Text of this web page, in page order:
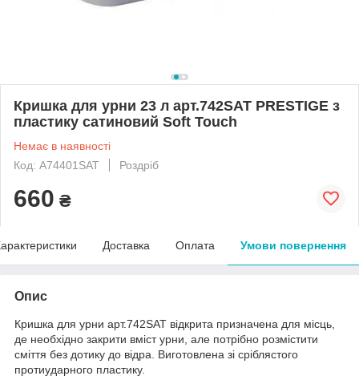
Кришка для урни 23 л арт.742SAT PRESTIGE з
пластику сатиновий Soft Touch
Немає в наявності
Код: A74401SAT
Роздріб
660 ₴
Доставка Оплата Умови повернення
Опис
Кришка для урни арт.742SAT відкрита призначена для місць,
де необхідно закрити вміст урни, але потрібно розмістити
сміття без дотику до відра. Виготовлена зі сріблястого
протиударного пластику.